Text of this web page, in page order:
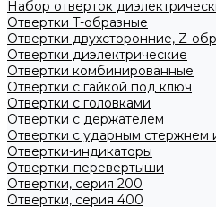
Набор отверток
Отвертки T-образные
Отвертки двухсторонние, Z-
Отвертки диэлектрические
Отвертки комбинированные
Отвертки с гайкой под ключ
Отвертки с головками
Отвертки с держателем
Отвертки с ударным стержнем
Отвертки-индикаторы
Отвертки-перевертыши
Отвертки, серия 200
Отвертки, серия 400